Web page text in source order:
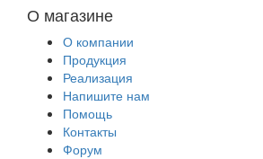
О магазине
О компании
Продукция
Реализация
Напишите нам
Помощь
Контакты
Форум